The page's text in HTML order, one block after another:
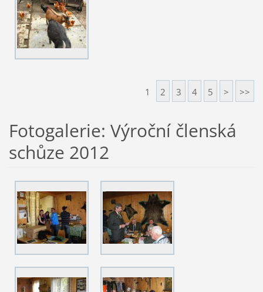
1 2 3 4 5 > >>
Fotogalerie: Výroční členská
schůze 2012